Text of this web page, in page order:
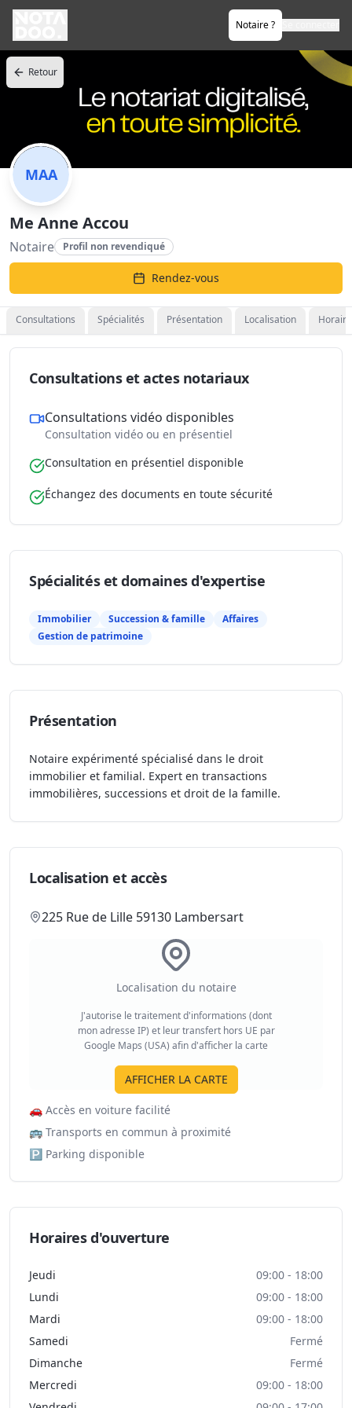
Notaire ?
Retour
MAA
Me Anne Accou
Notaire Profil non revendiqué
Rendez-vous
Consultations Spécialités Présentation Localisation
Consultations et actes notariaux
Consultations vidéo disponibles
Consultation vidéo ou en présentiel
Consultation en présentiel disponible
Échangez des documents en toute sécurité
Spécialités et domaines d'expertise
Immobilier Succession & famille
Affaires
Gestion de patrimoine
Présentation
Notaire expérimenté spécialisé dans le droit
immobilier et familial. Expert en transactions
immobilières, successions et droit de la famille.
Localisation et accès
225 Rue de Lille 59130 Lambersart
Localisation du notaire
J'autorise le traitement d'informations (dont
mon adresse IP) et leur transfert hors UE par
Google Maps (USA) afin d'afficher la carte
AFFICHER LA CARTE
🚗 Accès en voiture facilité
🚌 Transports en commun à proximité
🅿️ Parking disponible
Horaires d'ouverture
Jeudi
09:00 - 18:00
Lundi
09:00 - 18:00
Mardi
09:00 - 18:00
Samedi
Fermé
Dimanche
Fermé
Mercredi
09:00 - 18:00